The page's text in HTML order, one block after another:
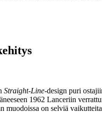
Straight-Line-design puri
1962 Lanceriin
muodoissa on selviä